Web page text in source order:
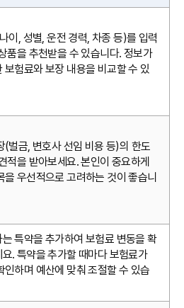
이, 성별, 운전 경력, 차종 등)를 입력
품을 추천받을 수 있습니다. 정보가
보험료와 보장 내용을 비교할 수 있
(벌금, 변호사 선임 비용 등)의 한도
적을 받아보세요. 본인이 중요하게
을 우선적으로 고려하는 것이 좋습니
특약을 추가하여 보험료 변동을 확
. 특약을 추가할 때마다 보험료가
인하며 예산에 맞춰 조절할 수 있습